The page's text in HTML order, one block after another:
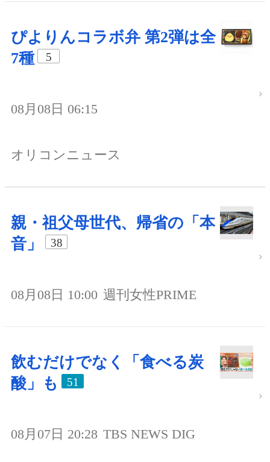
ぴよりんコラボ弁 第2弾は全
7種
5
08月08日 06:15
オリコンニュース
親・祖父母世代、帰省の「本
音」
38
08月08日 10:00 週刊女性PRIME
飲むだけでなく「食べる炭
酸」も
51
08月07日 20:28 TBS NEWS DIG